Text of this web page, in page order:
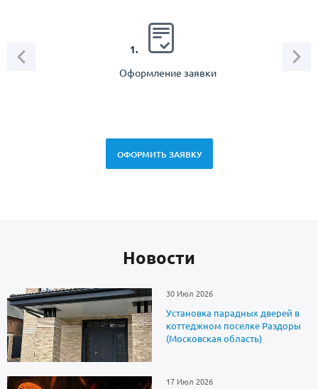
1.
Оформление заявки
ОФОРМИТЬ ЗАЯВКУ
Новоcти
30 Июл 2026
Установка парадных дверей в
коттеджном поселке Раздоры
(Московская область)
17 Июл 2026